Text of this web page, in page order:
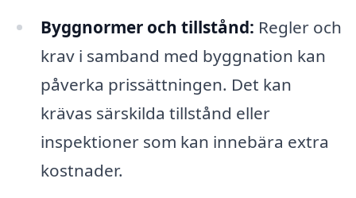
Byggnormer och tillstånd: Regler och
krav i samband med byggnation kan
påverka prissättningen. Det kan
krävas särskilda tillstånd eller
inspektioner som kan innebära extra
kostnader.